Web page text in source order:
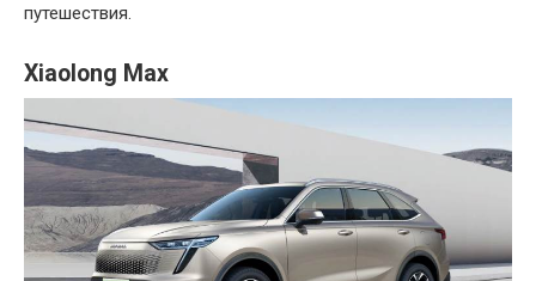
путешествия.
Xiaolong Max